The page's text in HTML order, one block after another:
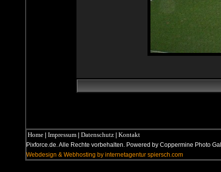
Home | Impressum | Datenschutz | Kontakt
Pixforce.de. Alle Rechte vorbehalten. Powered by Coppermine Photo
Webdesign & Webhosting by internetagentur spiersch.com